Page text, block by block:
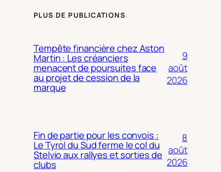
PLUS DE PUBLICATIONS
Tempête financière chez Aston
Martin : Les créanciers
menacent de poursuites face
au projet de cession de la
marque
9
août
2026
Fin de partie pour les convois :
Le Tyrol du Sud ferme le col du
Stelvio aux rallyes et sorties de
clubs
8
août
2026